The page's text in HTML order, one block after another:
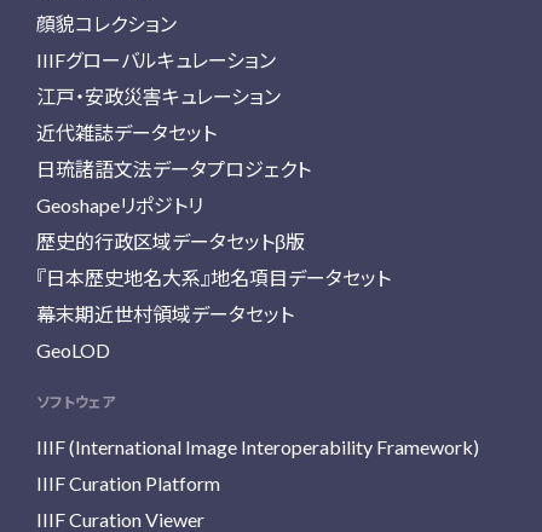
顔貌コレクション
IIIFグローバルキュレーション
江戸・安政災害キュレーション
近代雑誌データセット
日琉諸語文法データプロジェクト
Geoshapeリポジトリ
歴史的行政区域データセットβ版
『日本歴史地名大系』地名項目データセット
幕末期近世村領域データセット
GeoLOD
ソフトウェア
IIIF (International Image Interoperability Framework)
IIIF Curation Platform
IIIF Curation Viewer